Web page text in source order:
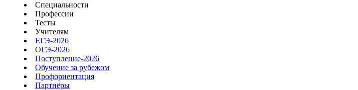
Специальности
Профессии
Тесты
Учителям
ЕГЭ-2026
ОГЭ-2026
Поступление-2026
Обучение за рубежом
Профориентация
Партнёры